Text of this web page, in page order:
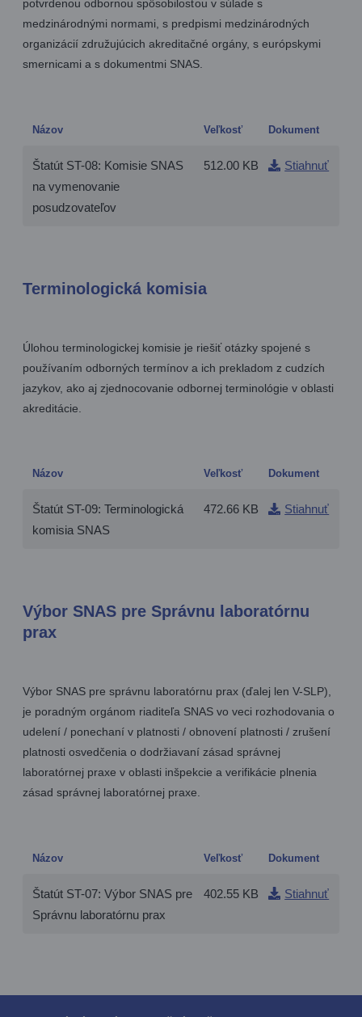
potvrdenou odbornou spôsobilosťou v súlade s
medzinárodnými normami, s predpismi medzinárodných
organizácií združujúcich akreditačné orgány, s európskymi
smernicami a s dokumentmi SNAS.
Názov Veľkosť Dokument
Štatút ST-08: Komisie SNAS
na vymenovanie
posudzovateľov
512.00 KB Stiahnuť
Terminologická komisia
Úlohou terminologickej komisie je riešiť otázky spojené s
používaním odborných termínov a ich prekladom z cudzích
jazykov, ako aj zjednocovanie odbornej terminológie v oblasti
akreditácie.
Názov Veľkosť Dokument
Štatút ST-09: Terminologická
komisia SNAS
472.66 KB Stiahnuť
Výbor SNAS pre Správnu laboratórnu
prax
Výbor SNAS pre správnu laboratórnu prax (ďalej len V-SLP),
je poradným orgánom riaditeľa SNAS vo veci rozhodovania o
udelení / ponechaní v platnosti / obnovení platnosti / zrušení
platnosti osvedčenia o dodržiavaní zásad správnej
laboratórnej praxe v oblasti inšpekcie a verifikácie plnenia
zásad správnej laboratórnej praxe.
Názov Veľkosť Dokument
Štatút ST-07: Výbor SNAS pre
Správnu laboratórnu prax
402.55 KB Stiahnuť